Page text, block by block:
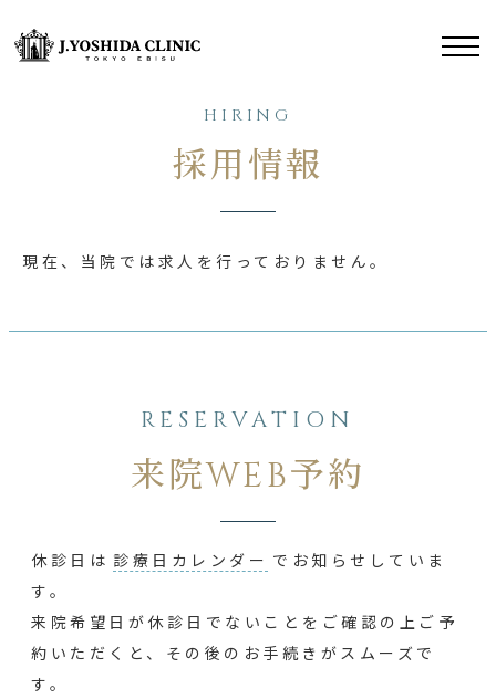
HIRING
採用情報
現在、当院では求人を行っておりません。
RESERVATION
来院WEB予約
休診日は 診療日カレンダー でお知らせしていま
す。
来院希望日が休診日でないことをご確認の上ご予
約いただくと、その後のお手続きがスムーズで
す。